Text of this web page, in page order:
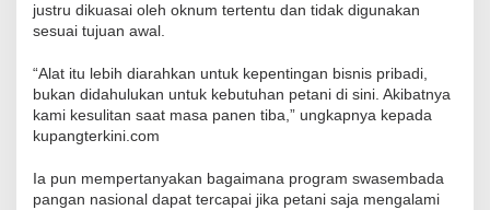
justru dikuasai oleh oknum tertentu dan tidak digunakan
sesuai tujuan awal.
“Alat itu lebih diarahkan untuk kepentingan bisnis pribadi,
bukan didahulukan untuk kebutuhan petani di sini. Akibatnya
kami kesulitan saat masa panen tiba,” ungkapnya kepada
kupangterkini.com
Ia pun mempertanyakan bagaimana program swasembada
pangan nasional dapat tercapai jika petani saja mengalami